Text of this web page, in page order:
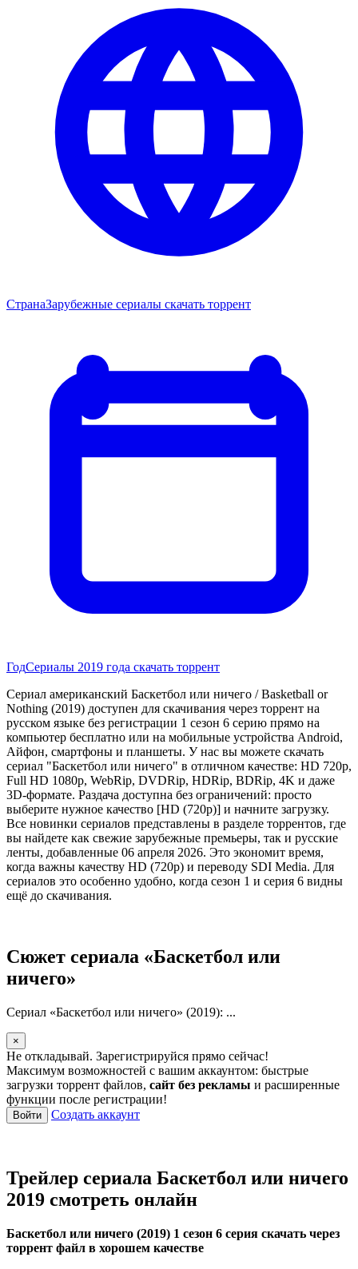
СтранаЗарубежные сериалы скачать торрент
ГодСериалы 2019 года скачать торрент
Сериал американский Баскетбол или ничего / Basketball or
Nothing (2019) доступен для скачивания через торрент на
русском языке без регистрации 1 сезон 6 серию прямо на
компьютер бесплатно или на мобильные устройства Android,
Айфон, смартфоны и планшеты. У нас вы можете скачать
сериал "Баскетбол или ничего" в отличном качестве: HD 720p,
Full HD 1080p, WebRip, DVDRip, HDRip, BDRip, 4K и даже
3D-формате. Раздача доступна без ограничений: просто
выберите нужное качество [HD (720p)] и начните загрузку.
Все новинки сериалов представлены в разделе торрентов, где
вы найдете как свежие зарубежные премьеры, так и русские
ленты, добавленные 06 апреля 2026. Это экономит время,
когда важны качеству HD (720p) и переводу SDI Media. Для
сериалов это особенно удобно, когда сезон 1 и серия 6 видны
ещё до скачивания.
Сюжет сериала «Баскетбол или
ничего»
Сериал «Баскетбол или ничего» (2019): ...
×
Не откладывай. Зарегистрируйся прямо сейчас!
Максимум возможностей с вашим аккаунтом: быстрые
загрузки торрент файлов, сайт без рекламы и расширенные
функции после регистрации!
Войти Создать аккаунт
Трейлер сериала Баскетбол или ничего
2019 смотреть онлайн
Баскетбол или ничего (2019) 1 сезон 6 серия скачать через
торрент файл в хорошем качестве